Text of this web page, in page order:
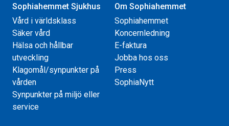
Sophiahemmet Sjukhus
Vård i världsklass
Säker vård
Hälsa och hållbar
utveckling
Klagomål/synpunkter på
vården
Synpunkter på miljö eller
service
Om Sophiahemmet
Sophiahemmet
Koncernledning
E-faktura
Jobba hos oss
Press
SophiaNytt